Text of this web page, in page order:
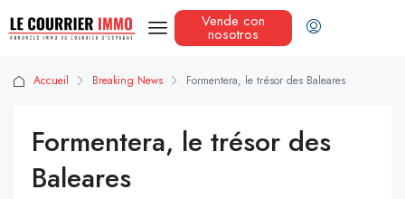
Vende con
nosotros
Accueil Breaking News Formentera, le trésor des Baleares
Formentera, le trésor des
Baleares